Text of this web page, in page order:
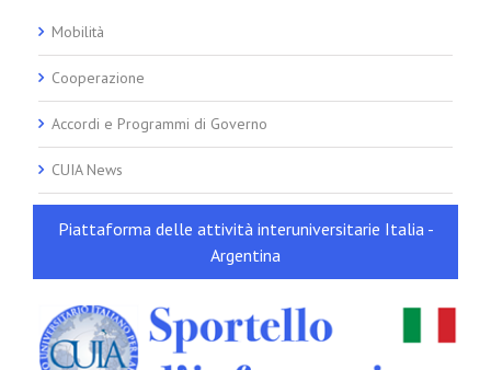
Mobilità
Cooperazione
Accordi e Programmi di Governo
CUIA News
Piattaforma delle attività interuniversitarie Italia -
Argentina